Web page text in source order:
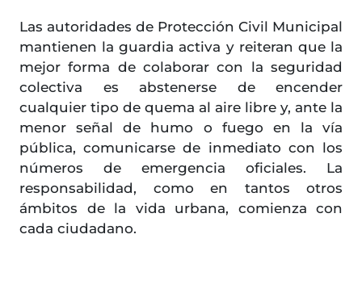
Las autoridades de Protección Civil Municipal
mantienen la guardia activa y reiteran que la
mejor forma de colaborar con la seguridad
colectiva es abstenerse de encender
cualquier tipo de quema al aire libre y, ante la
menor señal de humo o fuego en la vía
pública, comunicarse de inmediato con los
números de emergencia oficiales. La
responsabilidad, como en tantos otros
ámbitos de la vida urbana, comienza con
cada ciudadano.